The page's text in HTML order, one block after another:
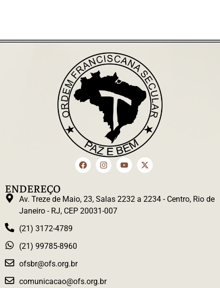
ENDEREÇO
Av. Treze de Maio, 23, Salas 2232 a 2234 - Centro, Rio de
Janeiro - RJ, CEP 20031-007
(21) 3172-4789
(21) 99785-8960
ofsbr@ofs.org.br
comunicacao@ofs.org.br